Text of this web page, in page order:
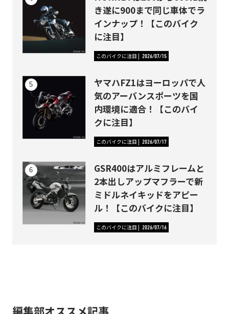
き遂に900まで同じ車体でラ
インナップ！【このバイク
に注目】
このバイクに注目 2026/07/15
ヤマハFZ1はヨーロッパで人
気のアーバンスポーツを国
内環境に適合！【このバイ
クに注目】
このバイクに注目 2026/07/17
GSR400はアルミフレームと
2本出しアップマフラーで新
ミドルネイキッドをアピー
ル！【このバイクに注目】
このバイクに注目 2026/07/16
編集部オススメ記事